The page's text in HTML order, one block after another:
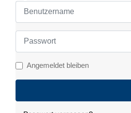
Angemeldet bleiben